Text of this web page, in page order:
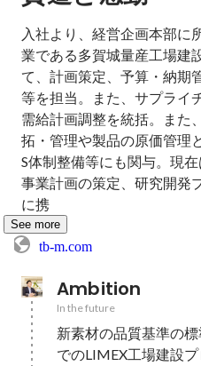
入社より、経営企画本部に
業である多賀城量産工場建
て、計画策定、予算・納期
等を担当。また、サプライ
需給計画調整を統括。また
拓・管理や製品の原価管理
S体制整備等にも関与。現
事業計画の策定、研究開発
に携
See more
tb-m.com
Ambition
In the future
新素材の品質基準の
でのLIMEX工場建設